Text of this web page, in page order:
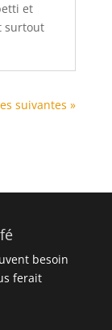
et
surtout
suivantes »
besoin
ferait